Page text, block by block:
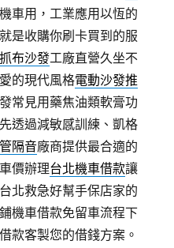
車用，工業應用以恆的
就是收購你刷卡買到的服
布沙發工廠直營久坐不
的現代風格電動沙發推
常見用藥焦油類軟膏功
透過減敏感訓練、凱格
隔音廠商提供最合適的
價辦理台北機車借款讓
北救急好幫手保店家的
機車借款免留車流程下
款客製您的借錢方案。